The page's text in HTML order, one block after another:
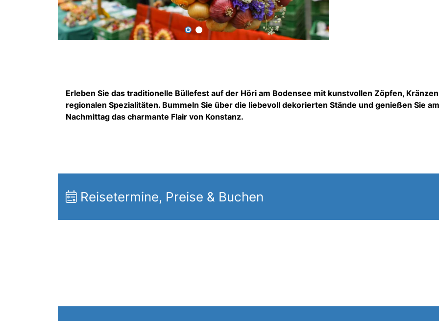
Erleben Sie das traditionelle Büllefest auf der Höri am Bodensee mit kunstvollen Zöpfen,
regionalen Spezialitäten. Bummeln Sie über die liebevoll dekorierten Stände und genießen Sie am
Nachmittag das charmante Flair von Konstanz.
Reisetermine, Preise & Buchen